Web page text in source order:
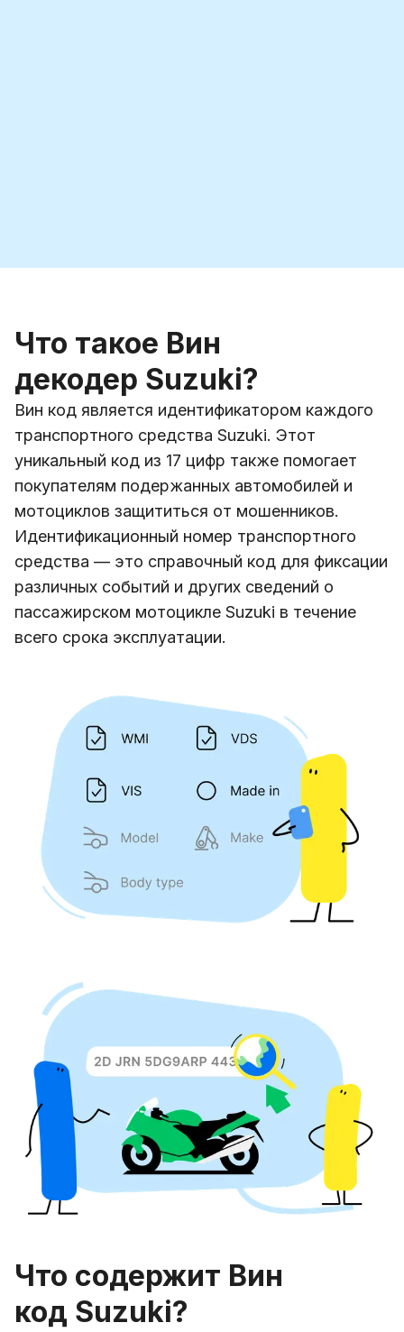
Что такое Вин
декодер Suzuki?
Вин код является идентификатором каждого
транспортного средства Suzuki. Этот
уникальный код из 17 цифр также помогает
покупателям подержанных автомобилей и
мотоциклов защититься от мошенников.
Идентификационный номер транспортного
средства — это справочный код для фиксации
различных событий и других сведений о
пассажирском мотоцикле Suzuki в течение
всего срока эксплуатации.
Что содержит Вин
код Suzuki?